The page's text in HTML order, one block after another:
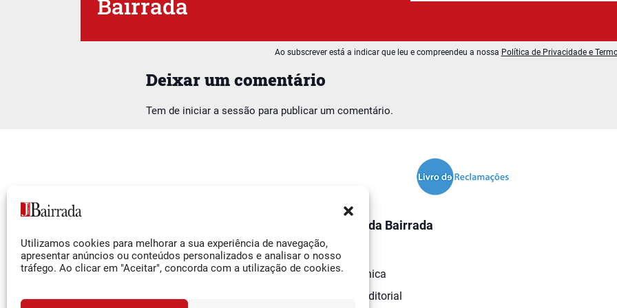
Utilizamos cookies para melhorar a sua experiência de navegação,
apresentar anúncios ou conteúdos personalizados e analisar o nosso
tráfego. Ao clicar em "Aceitar", concorda com a utilização de cookies.
Deixar um comentário
Tem de iniciar a sessão para publicar um comentário.
Ao subscrever está a indicar que leu e compreendeu a nossa Política de Privacidade e
Facebook
Instagram
YouTube
O Jornal da Bairrada
Contactos
Ficha Técnica
Estatuto Editorial